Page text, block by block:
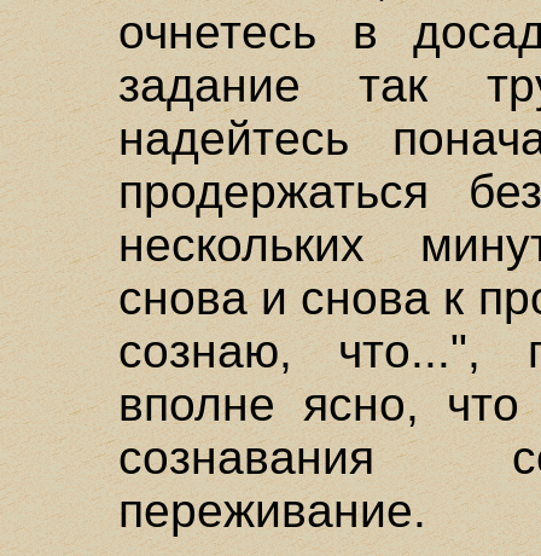
очнетесь в
задание так
надейтесь
продержаться
нескольких
снова и снова к
сознаю, что...",
вполне ясно,
сознавания
переживание.